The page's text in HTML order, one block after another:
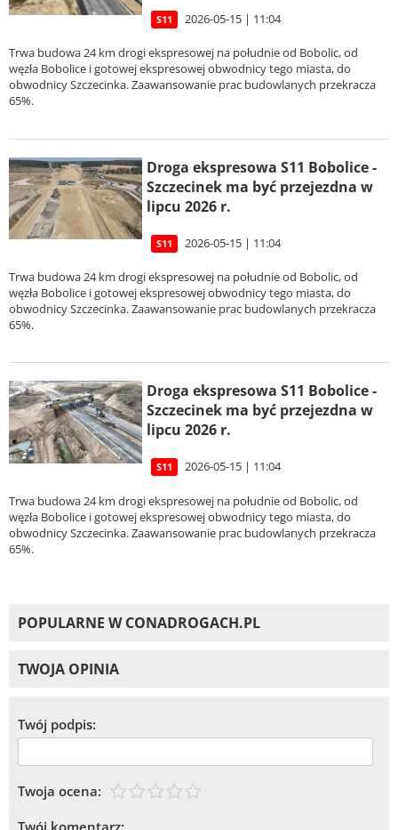
S11 2026-05-15 | 11:04
Trwa budowa 24 km drogi ekspresowej na południe od Bobolic, od
węzła Bobolice i gotowej ekspresowej obwodnicy tego miasta, do
obwodnicy Szczecinka. Zaawansowanie prac budowlanych przekracza
65%.
Droga ekspresowa S11 Bobolice -
Szczecinek ma być przejezdna w
lipcu 2026 r.
S11 2026-05-15 | 11:04
Trwa budowa 24 km drogi ekspresowej na południe od Bobolic, od
węzła Bobolice i gotowej ekspresowej obwodnicy tego miasta, do
obwodnicy Szczecinka. Zaawansowanie prac budowlanych przekracza
65%.
Droga ekspresowa S11 Bobolice -
Szczecinek ma być przejezdna w
lipcu 2026 r.
S11 2026-05-15 | 11:04
Trwa budowa 24 km drogi ekspresowej na południe od Bobolic, od
węzła Bobolice i gotowej ekspresowej obwodnicy tego miasta, do
obwodnicy Szczecinka. Zaawansowanie prac budowlanych przekracza
65%.
POPULARNE W CONADROGACH.PL
TWOJA OPINIA
Twój podpis:
Twoja ocena:
Twój komentarz: